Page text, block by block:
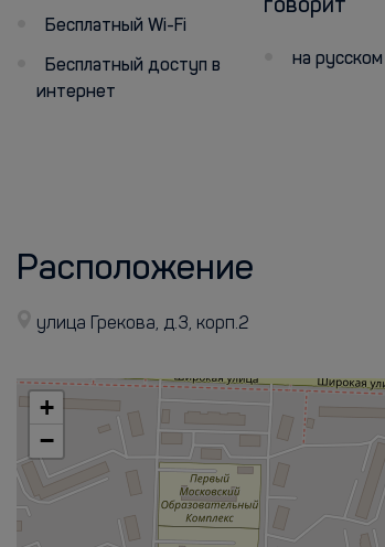
Бесплатный Wi-Fi
Бесплатный доступ в
интернет
говорит
на русском
Расположение
улица Грекова, д.3, корп.2
+
−